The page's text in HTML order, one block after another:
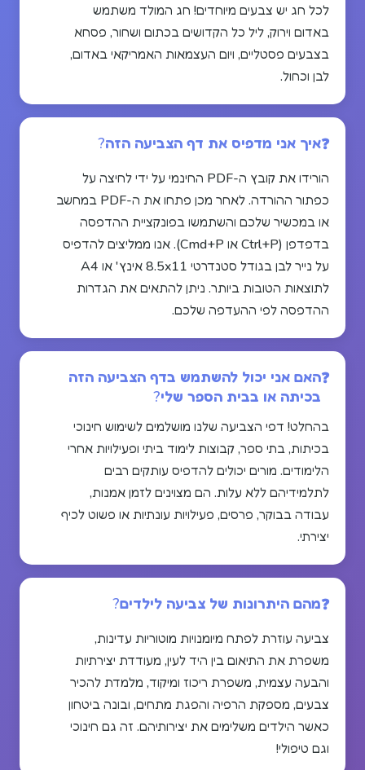
לכל חג יש צבעים מיוחדים! חג המולד משתמש
באדום וירוק, ליל כל הקדושים בכתום ושחור, פסחא
בצבעים פסטליים, ויום העצמאות האמריקאי באדום,
לבן וכחול.
איך אני מדפיס את דף הצביעה הזה?
הורידו את קובץ ה-PDF החינמי על ידי לחיצה על
כפתור ההורדה. לאחר מכן פתחו את ה-PDF במחשב
או במכשיר שלכם והשתמשו בפונקציית ההדפסה
בדפדפן (Ctrl+P או Cmd+P). אנו ממליצים להדפיס
על נייר לבן בגודל סטנדרטי 8.5x11 אינץ' או A4
לתוצאות הטובות ביותר. ניתן להתאים את הגדרות
ההדפסה לפי ההעדפה שלכם.
האם אני יכול להשתמש בדף הצביעה הזה
בכיתה או בבית הספר שלי?
בהחלט! דפי הצביעה שלנו מושלמים לשימוש חינוכי
בכיתות, בתי ספר, קבוצות לימוד ביתי ופעילויות אחרי
הלימודים. מורים יכולים להדפיס עותקים רבים
לתלמידיהם ללא עלות. הם מצוינים לזמן אמנות,
עבודה בבוקר, פרסים, פעילויות עונתיות או פשוט לכיף
יצירתי.
מהם היתרונות של צביעה לילדים?
צביעה עוזרת לפתח מיומנויות מוטוריות עדינות,
משפרת את התיאום בין היד לעין, מעודדת יצירתיות
והבעה עצמית, משפרת ריכוז ומיקוד, מלמדת להכיר
צבעים, מספקת הרפיה והפגת מתחים, ובונה ביטחון
כאשר הילדים משלימים את יצירותיהם. זה גם חינוכי
וגם טיפולי!